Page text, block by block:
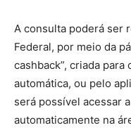
A consulta poderá ser
Federal, por meio da
cashback”, criada
automática, ou pelo
será possível acessar
automaticamente na